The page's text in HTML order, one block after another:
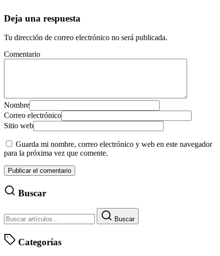
Deja una respuesta
Tu dirección de correo electrónico no será publicada.
Comentario
Nombre
Correo electrónico
Sitio web
Guarda mi nombre, correo electrónico y web en este navegador
para la próxima vez que comente.
Buscar
Buscar
Categorías